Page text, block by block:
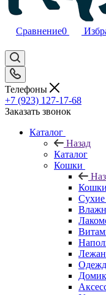
Сравнение0
Телефоны
+7 (923) 127-17-68
Заказать звонок
Каталог
Назад
Каталог
Кошки
Кошки
Сухие